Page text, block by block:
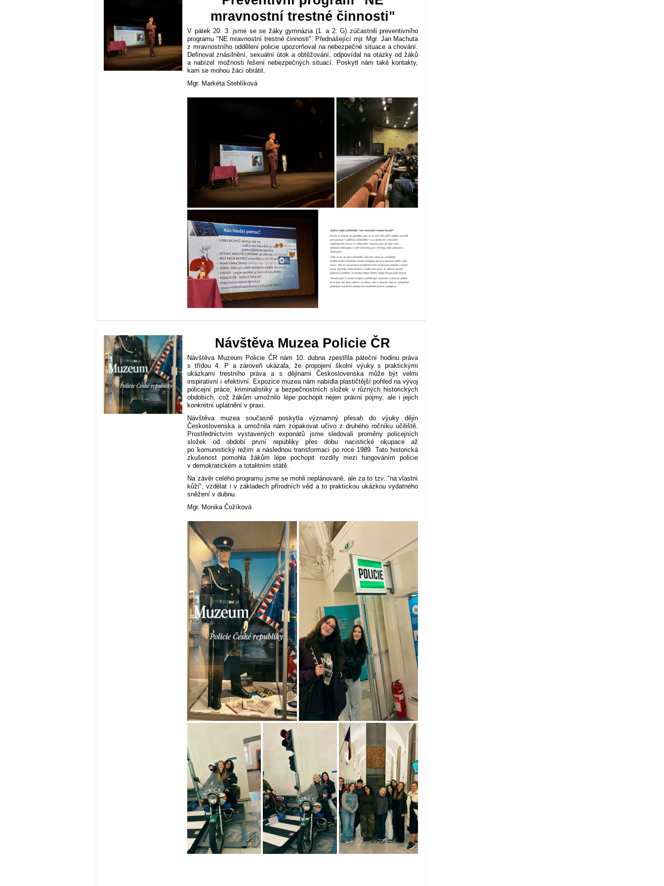
mravnostní trestné činnosti"
V pátek 20. 3. jsme se se žáky gymnázia (1. a 2. G) zúčastnili preventivního
programu "NE mravnostní trestné činnosti". Přednášející mjr. Mgr. Jan Machuta
z mravnostního oddělení policie upozorňoval na nebezpečné situace a chování.
Definoval znásilnění, sexuální útok a obtěžování, odpovídal na otázky od žáků
a nabízel možnosti řešení nebezpečných situací. Poskytl nám také kontakty,
kam se mohou žáci obrátit.
Mgr. Markéta Stehlíková
Návštěva Muzea Policie ČR
Návštěva Muzeum Policie ČR nám 10. dubna zpestřila páteční hodinu práva
s třídou 4. P a zároveň ukázala, že propojení školní výuky s praktickými
ukázkami trestního práva a s dějinami Československa může být velmi
inspirativní i efektivní. Expozice muzea nám nabídla plastičtější pohled na vývoj
policejní práce, kriminalistiky a bezpečnostních složek v různých historických
obdobích, což žákům umožnilo lépe pochopit nejen právní pojmy, ale i jejich
konkrétní uplatnění v praxi.
Návštěva muzea současně poskytla významný přesah do výuky dějin
Československa a umožnila nám zopakovat učivo z druhého ročníku učiliště.
Prostřednictvím vystavených exponátů jsme sledovali proměny policejních
složek od období první republiky přes dobu nacistické okupace až
po komunistický režim a následnou transformaci po roce 1989. Tato historická
zkušenost pomohla žákům lépe pochopit rozdíly mezi fungováním policie
v demokratickém a totalitním státě.
Na závěr celého programu jsme se mohli neplánovaně, ale za to tzv. "na vlastní
kůži", vzdělat i v základech přírodních věd a to praktickou ukázkou vydatného
sněžení v dubnu.
Mgr. Monika Čožíková